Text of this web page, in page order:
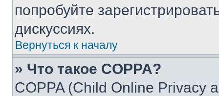
попробуйте
дискуссиях.
Вернуться к началу
» Что такое COPPA?
COPPA (Child Online Privacy